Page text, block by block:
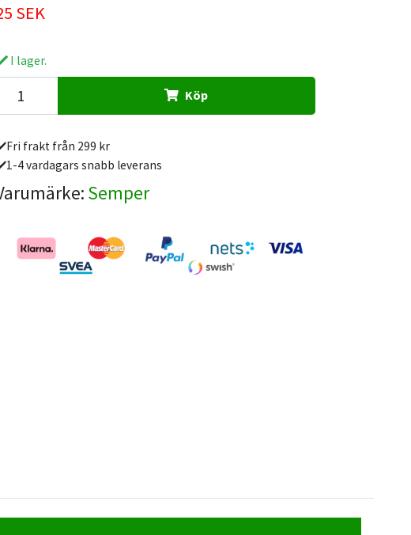
SEK
I lager.
Köp
frakt från 299 kr
4 vardagars snabb leverans
Semper